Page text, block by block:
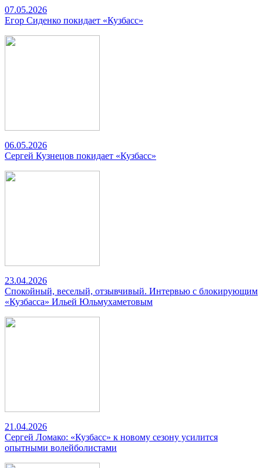
07.05.2026
Егор Сиденко покидает «Кузбасс»
06.05.2026
Сергей Кузнецов покидает «Кузбасс»
23.04.2026
Спокойный, веселый, отзывчивый. Интервью с блокирующим
«Кузбасса» Ильей Юльмухаметовым
21.04.2026
Сергей Ломако: «Кузбасс» к новому сезону усилится
опытными волейболистами